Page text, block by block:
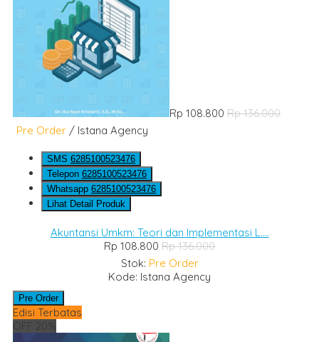
Rp 108.800 Rp 136.000
Pre Order / Istana Agency
SMS 6285100523476
Telepon 6285100523476
Whatsapp 6285100523476
Lihat Detail Produk
Akuntansi Umkm: Teori dan Implementasi L....
Rp 108.800 Rp 136.000
Stok: Pre Order
Kode: Istana Agency
Pre Order
Edisi Terbatas
OFF 20%